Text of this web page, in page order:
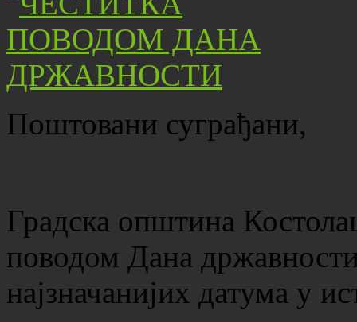
Поштовани суграђани,
Градска општина
поводом Дана
најзначанијих датума у